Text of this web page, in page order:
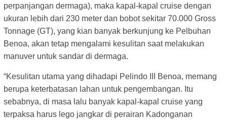
perpanjangan dermaga), maka kapal-kapal cruise dengan
ukuran lebih dari 230 meter dan bobot sekitar 70.000 Gross
Tonnage (GT), yang kian banyak berkunjung ke Pelbuhan
Benoa, akan tetap mengalami kesulitan saat melakukan
manuver untuk sandar di dermaga.
“Kesulitan utama yang dihadapi Pelindo III Benoa, memang
berupa keterbatasan lahan untuk pengembangan. Itu
sebabnya, di masa lalu banyak kapal-kapal cruise yang
terpaksa harus lego jangkar di perairan Kadonganan